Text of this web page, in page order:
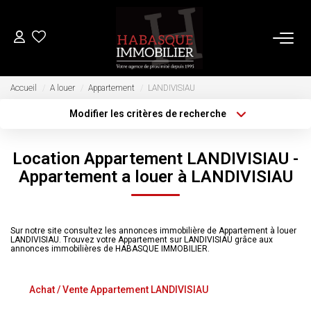
ACHETER
VENDRE
Biens Vendus
FAIRE GÉRER
Accueil A louer Appartement LANDIVISIAU
Modifier les critères de recherche
Sélectionnez...
Type de bien
Surface min
Créer une alerte
Location Appartement LANDIVISIAU -
Appartement a louer à LANDIVISIAU
Sur notre site consultez les annonces immobilière de Appartement à louer
LANDIVISIAU. Trouvez votre Appartement sur LANDIVISIAU grâce aux
annonces immobilières de HABASQUE IMMOBILIER.
Achat / Vente Appartement LANDIVISIAU